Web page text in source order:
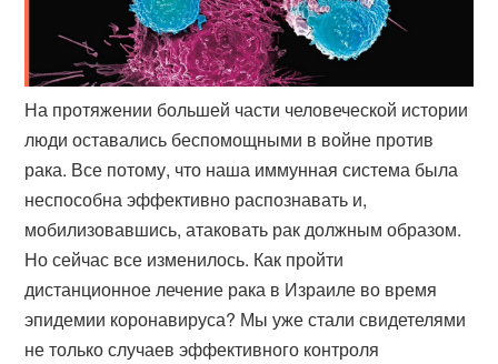
На протяжении большей части человеческой истории
люди оставались беспомощными в войне против
рака. Все потому, что наша иммунная система была
неспособна эффективно распознавать и,
мобилизовавшись, атаковать рак должным образом.
Но сейчас все изменилось. Как пройти
дистанционное лечение рака в Израиле во время
эпидемии коронавируса? Мы уже стали свидетелями
не только случаев эффективного контроля